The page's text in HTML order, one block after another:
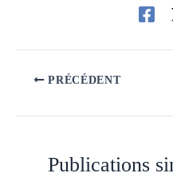
PRÉCÉDENT
Publications